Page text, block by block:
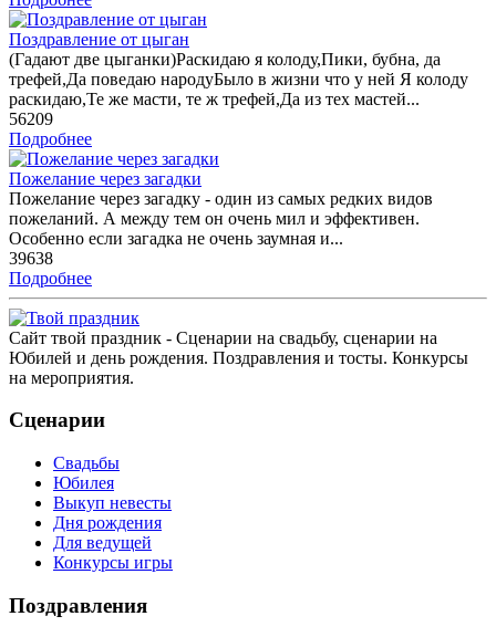
Поздравление от цыган
(Гадают две цыганки)Раскидаю я колоду,Пики, бубна, да
трефей,Да поведаю народуБыло в жизни что у ней Я колоду
раскидаю,Те же масти, те ж трефей,Да из тех мастей...
56209
Подробнее
Пожелание через загадки
Пожелание через загадку - один из самых редких видов
пожеланий. А между тем он очень мил и эффективен.
Особенно если загадка не очень заумная и...
39638
Подробнее
Сайт твой праздник - Сценарии на свадьбу, сценарии на
Юбилей и день рождения. Поздравления и тосты. Конкурсы
на мероприятия.
Сценарии
Свадьбы
Юбилея
Выкуп невесты
Дня рождения
Для ведущей
Конкурсы игры
Поздравления